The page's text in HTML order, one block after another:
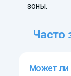
зоны.
Часто
Может ли